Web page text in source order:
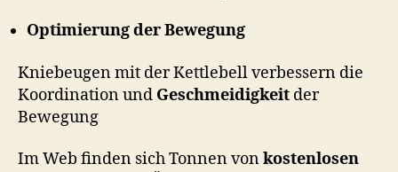
Optimierung der Bewegung
Kniebeugen mit der Kettlebell verbessern die
Koordination und Geschmeidigkeit der
Bewegung
Im Web finden sich Tonnen vonkostenlosen